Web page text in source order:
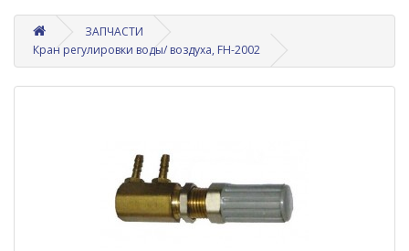
ЗАПЧАСТИ
Кран регулировки воды/ воздуха, FH-2002